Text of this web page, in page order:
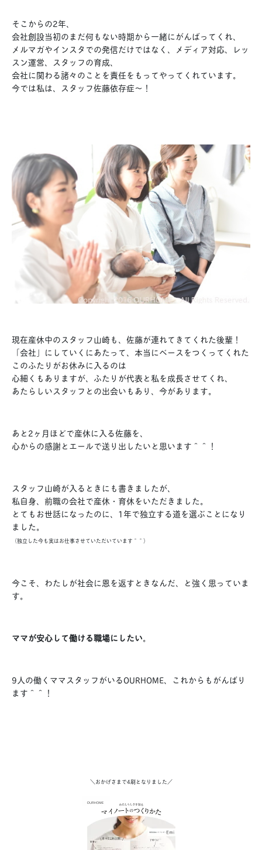
そこからの2年、
会社創設当初のまだ何もない時期から一緒にがんばってくれ、
メルマガやインスタでの発信だけではなく、メディア対応、レッ
スン運営、スタッフの育成、
会社に関わる諸々のことを責任をもってやってくれています。
今では私は、スタッフ佐藤依存症〜！
現在産休中のスタッフ山崎も、佐藤が連れてきてくれた後輩！
「会社」にしていくにあたって、本当にベースをつくってくれた
このふたりがお休みに入るのは
心細くもありますが、ふたりが代表と私を成長させてくれ、
あたらしいスタッフとの出会いもあり、今があります。
あと2ヶ月ほどで産休に入る佐藤を、
心からの感謝とエールで送り出したいと思います＾＾！
スタッフ山崎が入るときにも書きましたが、
私自身、前職の会社で産休・育休をいただきました。
とてもお世話になったのに、1年で独立する道を選ぶことになり
ました。
（独立した今も実はお仕事させていただいています＾＾）
今こそ、わたしが社会に恩を返すときなんだ、と強く思っていま
す。
ママが安心して働ける職場にしたい。
9人の働くママスタッフがいるOURHOME、これからもがんばり
ます＾＾！
＼おかげさまで4刷となりました／